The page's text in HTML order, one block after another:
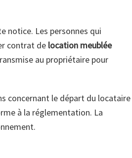
notice. Les personnes qui
contrat de location meublée
au propriétaire pour
concernant le départ du locataire
à la réglementation. La